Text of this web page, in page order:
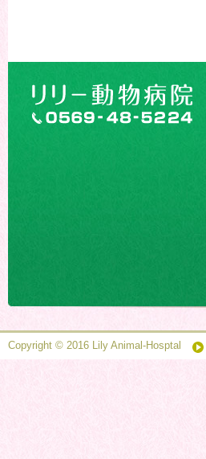
Copyright © 2016 Lily Animal-Hosptal